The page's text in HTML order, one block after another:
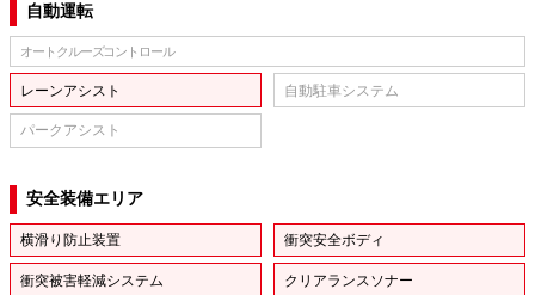
自動運転
オートクルーズコントロール
レーンアシスト 自動駐車システム
パークアシスト
安全装備エリア
横滑り防止装置 衝突安全ボディ
衝突被害軽減システム クリアランスソナー